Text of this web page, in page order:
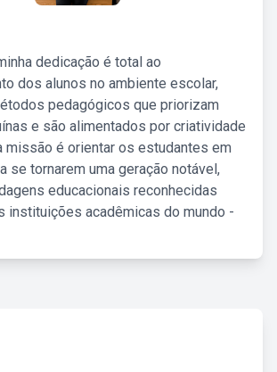
dedicação é total ao
dos alunos no ambiente escolar,
pedagógicos que priorizam
e são alimentados por criatividade
missão é orientar os estudantes em
se tornarem uma geração notável,
educacionais reconhecidas
instituições acadêmicas do mundo -